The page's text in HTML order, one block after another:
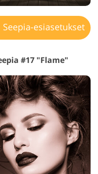
Seepia-esiasetukset
#17 "Flame"